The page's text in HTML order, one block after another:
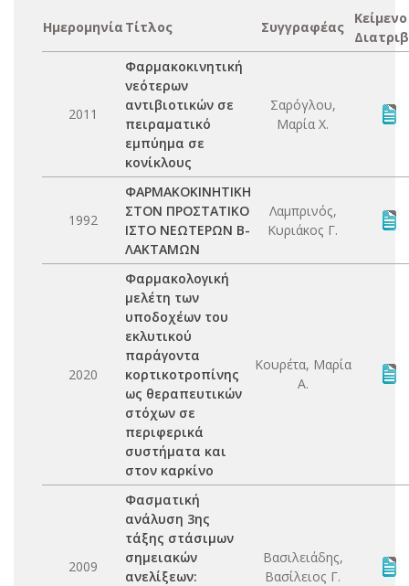
Ημερομηνία Τίτλος Συγγραφέας
Κείμενο
2011
Φαρμακοκινητική
νεότερων
αντιβιοτικών σε
πειραματικό
εμπύημα σε
κονίκλους
Σαρόγλου,
Μαρία Χ.
1992
ΦΑΡΜΑΚΟΚΙΝΗΤΙΚΗ
ΣΤΟΝ ΠΡΟΣΤΑΤΙΚΟ
ΙΣΤΟ ΝΕΩΤΕΡΩΝ Β-
ΛΑΚΤΑΜΩΝ
Λαμπρινός,
Κυριάκος Γ.
2020
Φαρμακολογική
μελέτη των
υποδοχέων του
εκλυτικού
παράγοντα
κορτικοτροπίνης
ως θεραπευτικών
στόχων σε
περιφερικά
συστήματα και
στον καρκίνο
Κουρέτα, Μαρία
Α.
2009
Φασματική
ανάλυση 3ης
τάξης στάσιμων
σημειακών
ανελίξεων:
Βασιλειάδης,
Βασίλειος Γ.